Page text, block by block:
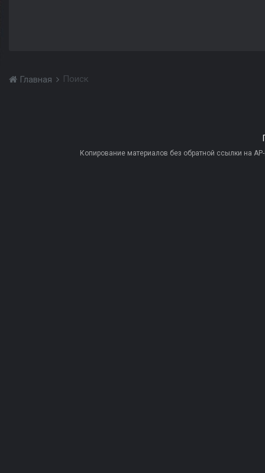
Главная Поиск
Копирование материалов без обратной ссылки на